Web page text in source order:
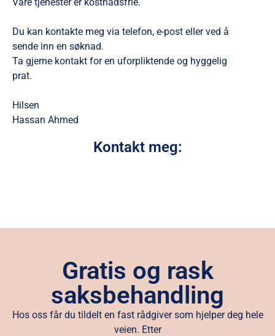
Du kan kontakte meg via telefon, e-post eller ved å
sende inn en søknad.
Ta gjerne kontakt for en uforpliktende og hyggelig
prat.
Hilsen
Hassan Ahmed
Kontakt meg:
Gratis og rask
saksbehandling
Hos oss får du tildelt en fast rådgiver som hjelper deg hele
veien. Etter